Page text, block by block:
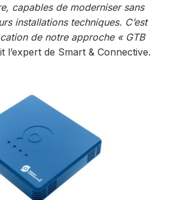
capables de moderniser sans
installations techniques. C’est
de notre approche « GTB
l’expert de Smart & Connective.